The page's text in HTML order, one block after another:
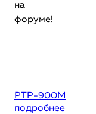
на
форуме!
РТР-900М
подробнее